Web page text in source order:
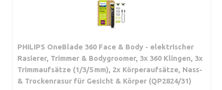
PHILIPS OneBlade 360 Face & Body - elektrischer
Rasierer, Trimmer & Bodygroomer, 3x 360 Klingen, 3x
Trimmaufsätze (1/3/5 mm), 2x Körperaufsätze, Nass-
& Trockenrasur für Gesicht & Körper (QP2824/31)